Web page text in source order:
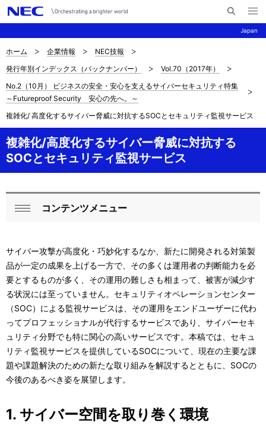
Japan
イ
メ
ニ
ュ
ナ
ビ
ゲ
ー
シ
ョ
サ
イ
ト
内
の
現
位
を
表
示
し
て
い
ま
す
ホーム 企業情報
NEC技報
発行年別インデックス（バックナンバー）
Vol.70（2017年）
No.2（10月） ビジネスの安全・安心を支えるサイバーセキュリティ特集
～Futureproof Security 安心の先へ。～
複雑化/ 高度化するサイバー脅威に対抗するSOCとセキュリティ監視サービス
複雑化/高度化するサイバー脅威に対抗する
SOCとセキュリティ監視サービス
ロ
カ
ル
ナ
ビ
ゲ
ー
ョ
る
コンテンツメニュー
サイバー攻撃が高度化・巧妙化するなか、新たに開発される対策製
品が一定の成果を上げる一方で、その多くは運用者の判断能力を必
要とするものが多く、その運用の難しさも相まって、被害が減少す
る状況には至っていません。セキュリティオペレーションセンター
（SOC）による監視サービスは、その運用をエンドユーザーに代わ
ってプロフェッショナルが代行するサービスであり、サイバーセキ
ュリティ分野でも特に関心の高いサービスです。本稿では、セキュ
リティ監視サービスを提供しているSOCについて、現在の主要な課
題や課題解決のための新たな取り組みを解説するとともに、SOCの
今後のあるべき姿を展望します。
1. サイバー空間を取り巻く環境